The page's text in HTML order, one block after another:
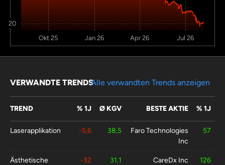
20
Okt 25 Jan 26 Apr 26 Jul 26
VERWANDTE TRENDS
TREND % 1J Ø KGV BESTE AKTIE % 1J
Laserapplikation -5,6 38,5
Faro Technologies
Inc
57
Ästhetische
-32 31,1 CareDx Inc 126
Alle verwandten Trends anzeigen